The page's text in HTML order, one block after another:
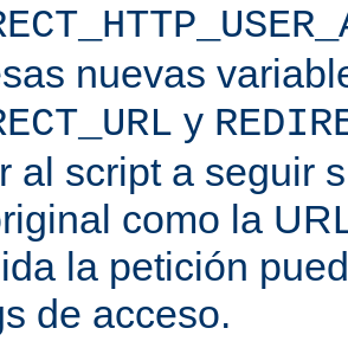
nuevas
y
al script a seguir
como la
la petición
de acceso.